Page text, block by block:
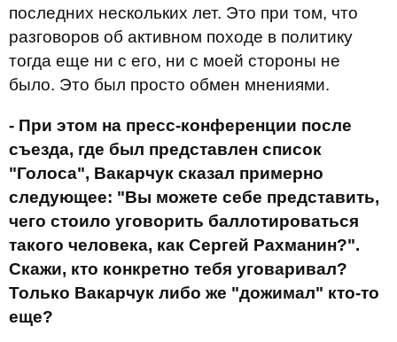
последних нескольких лет. Это при том, что
разговоров об активном походе в политику
тогда еще ни с его, ни с моей стороны не
было. Это был просто обмен мнениями.
- При этом на пресс-конференции после
съезда, где был представлен список
"Голоса", Вакарчук сказал примерно
следующее: "Вы можете себе представить,
чего стоило уговорить баллотироваться
такого человека, как Сергей Рахманин?".
Скажи, кто конкретно тебя уговаривал?
Только Вакарчук либо же "дожимал" кто-то
еще?